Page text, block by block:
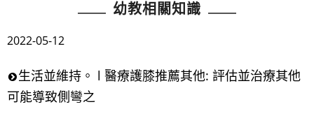
幼教相關知識
2022-05-12
生活並維持。 l 醫療護膝推薦其他: 評估並治療其他
可能導致側彎之